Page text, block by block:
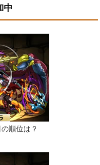
中
順位は？